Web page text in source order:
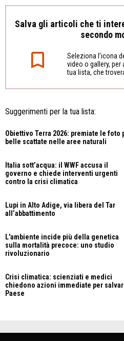
Salva gli articoli che ti
secondo
Seleziona l’icona
video o gallery,
tua lista, che
Suggerimenti per la tua lista:
Obiettivo Terra 2026: premiate le foto
belle scattate nelle aree naturali
Italia sott’acqua: il WWF accusa il
governo e chiede interventi urgenti
contro la crisi climatica
Lupi in Alto Adige, via libera del Tar
all’abbattimento
L'ambiente incide più della genetica
sulla mortalità precoce: uno studio
rivoluzionario
Crisi climatica: scienziati e medici
chiedono azioni immediate per
Paese